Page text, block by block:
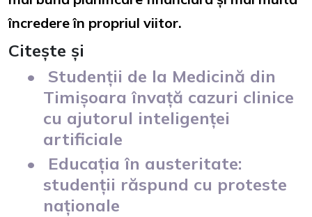
încredere în propriul viitor.
Citește și
Studenții de la Medicină din
Timișoara învață cazuri clinice
cu ajutorul inteligenței
artificiale
Educația în austeritate:
studenții răspund cu proteste
naționale